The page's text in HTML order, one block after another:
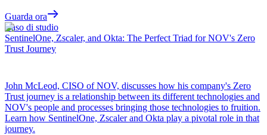
Guarda ora
Caso di studio
SentinelOne, Zscaler, and Okta: The Perfect Triad for NOV's Zero
Trust Journey
John McLeod, CISO of NOV, discusses how his company's Zero
Trust journey is a relationship between its different technologies and
NOV's people and processes bringing those technologies to fruition.
Learn how SentinelOne, Zscaler and Okta play a pivotal role in that
journey.